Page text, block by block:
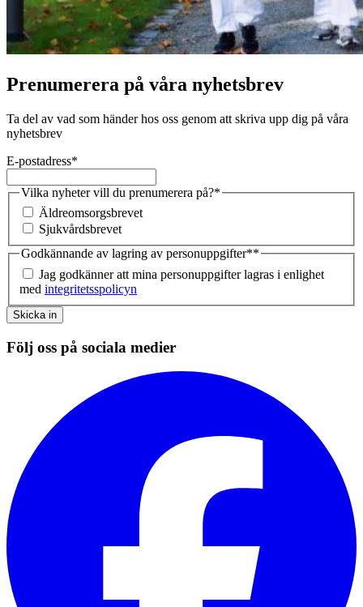
Prenumerera på våra nyhetsbrev
Ta del av vad som händer hos oss genom att skriva upp dig på våra
nyhetsbrev
E-postadress*
Vilka nyheter vill du prenumerera på?*
Äldreomsorgsbrevet
Sjukvårdsbrevet
Godkännande av lagring av personuppgifter**
Jag godkänner att mina personuppgifter lagras i enlighet
med integritetsspolicyn
Skicka in
Följ oss på sociala medier